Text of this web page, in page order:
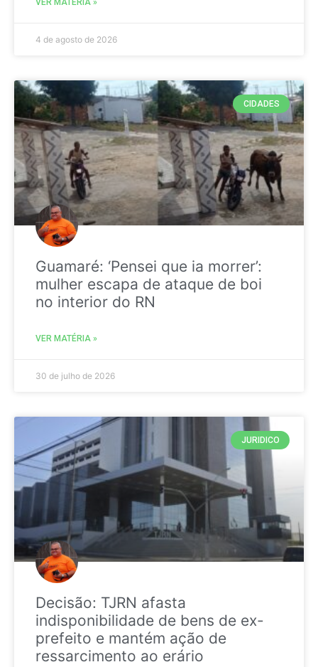
4 de agosto de 2026
CIDADES
Guamaré: ‘Pensei que ia morrer’:
mulher escapa de ataque de boi
no interior do RN
VER MATÉRIA »
30 de julho de 2026
JURIDICO
Decisão: TJRN afasta
indisponibilidade de bens de ex-
prefeito e mantém ação de
ressarcimento ao erário